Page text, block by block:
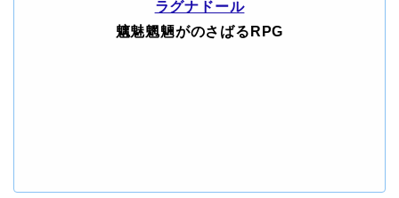
ラグナドール
魑魅魍魎がのさばるRPG